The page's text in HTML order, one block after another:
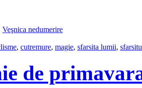
Veşnica nedumerire
, cutremure, magie, sfarsita lumii,
de